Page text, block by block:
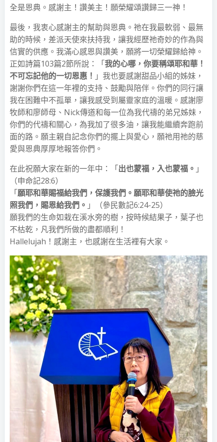
全是恩典。感謝主！讚美主！願榮耀頌讚歸三一神！
最後，我衷心感謝主的幫助與恩典。祂在我最軟弱、最無
助的時候，差派天使來扶持我，讓我經歷祂奇妙的作為與
信實的供應。我滿心感恩與讚美，願將一切榮耀歸給神。
正如詩篇103篇2節所說：「我的心哪，你要稱頌耶和華！
不可忘記他的一切恩惠！ 」我也要感謝甜品小組的姊妹，
謝謝你們在這一年裡的支持、鼓勵與陪伴。你們的同行讓
我在困難中不孤單，讓我感受到屬靈家庭的溫暖。感謝廖
牧師和廖師母、Nick傳道和每一位為我代禱的弟兄姊妹，
你們的代禱和關心，為我加了很多油，讓我能繼續奔跑前
面的路。願主親自記念你們的擺上與愛心，願祂用祂的慈
愛與恩典厚厚地報答你們。
在此祝願大家在新的一年中：「出也蒙福，入也蒙福。 」
（申命記28:6）
「願耶和華賜福給我們，保護我們。願耶和華使祂的臉光
照我們，賜恩給我們。 」（參民數記6:24-25）
願我們的生命如栽在溪水旁的樹，按時候結果子，葉子也
不枯乾，凡我們所做的盡都順利！
Hallelujah！感謝主，也感謝在生活裡有大家。